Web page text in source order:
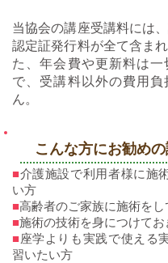
当協会の講座受講料には
認定証発行料が全て含ま
た、年会費や更新料は一
で、受講料以外の費用負
ん。
こんな方にお勧め
■介護施設で利用者様に施
い方
■高齢者のご家族に施術を
■施術の技術を身につけてお
■座学よりも実践で使える
習いたい方